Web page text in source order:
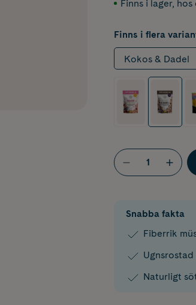
Finns i lager, hos
Finns i flera
Kokos & Dadel
Snabba fakta
Fiberrik
Naturligt